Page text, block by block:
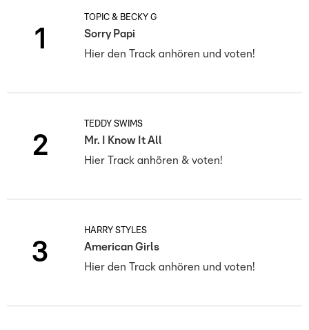
1
TOPIC & BECKY G
Sorry Papi
Hier den Track anhören und voten!
2
TEDDY SWIMS
Mr. I Know It All
Hier Track anhören & voten!
3
HARRY STYLES
American Girls
Hier den Track anhören und voten!